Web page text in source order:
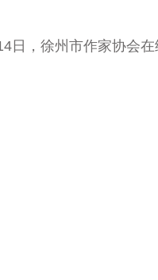
日，徐州市作家协会